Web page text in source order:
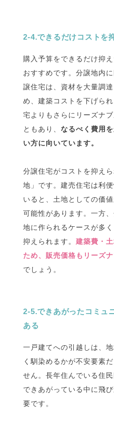
2-4.できるだけコストを
購入予算をできるだけ抑
おすすめです。分譲地内
譲住宅は、資材を大量調
め、建築コストを下げら
宅よりもさらにリーズナ
ともあり、なるべく費用
い方に向いています。
分譲住宅がコストを抑え
地」です。建売住宅は利
いると、土地としての価
可能性があります。一方
地に作られるケースが多
抑えられます。建築費・
ため、販売価格もリーズ
でしょう。
2-5.できあがったコミュ
ある
一戸建てへの引越しは、
く馴染めるかが不安要素
せん。長年住んでいる住
できあがっている中に飛
要です。